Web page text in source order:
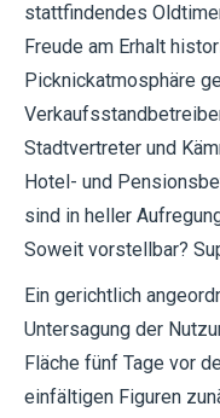
stattfindendes
Freude am Erhalt
Picknickatmosphäre
Stadtvertreter und
Hotel- und
sind in heller
Soweit vorstellbar?
Ein gerichtlich
Untersagung der
Fläche fünf Tage vor
einfältigen Figuren